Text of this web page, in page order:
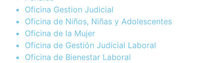
Oficina Gestion Judicial
Oficina de Niños, Niñas y Adolescentes
Oficina de la Mujer
Oficina de Gestión Judicial Laboral
Oficina de Bienestar Laboral